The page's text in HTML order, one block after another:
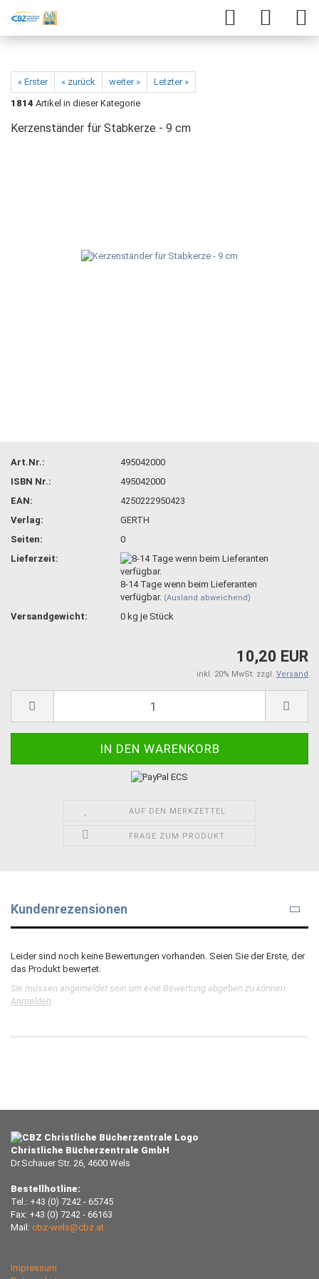
« Erster « zurück weiter »
Letzter »
1814 Artikel in dieser Kategorie
Kerzenständer für Stabkerze - 9 cm
Art.Nr.:
495042000
ISBN Nr.:
495042000
EAN:
4250222950423
Verlag:
GERTH
Seiten:
0
Lieferzeit:
8-14 Tage wenn beim Lieferanten
verfügbar. (Ausland abweichend)
Versandgewicht: 0 kg je Stück
10,20 EUR
inkl. 20% MwSt. zzgl. Versand
AUF DEN MERKZETTEL
FRAGE ZUM PRODUKT
Kundenrezensionen
Leider sind noch keine Bewertungen vorhanden. Seien Sie der Erste, der
das Produkt bewertet.
Sie müssen angemeldet sein um eine Bewertung abgeben zu können.
Anmelden
Christliche Bücherzentrale GmbH
Dr.Schauer Str. 26, 4600 Wels
Bestellhotline:
Tel.: +43 (0) 7242 - 65745
Fax: +43 (0) 7242 - 66163
Mail: cbz-wels@cbz.at
Impressum